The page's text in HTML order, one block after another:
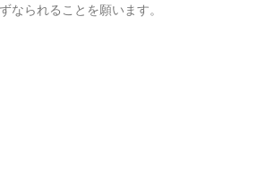
なられることを願います。